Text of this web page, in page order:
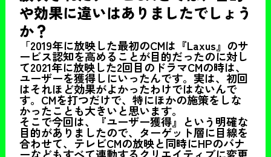
や効果に違いはありましたでしょう
か？
「2019年に放映した最初のCMは『Laxus』のサ
ービス認知を高めることが目的だったのに対し
て2021年に放映した2回目のドラマCMの時は、
ユーザーを獲得しにいったんです。実は、初回
はそれほど効果がよかったわけではないんで
す。CMを打つだけで、特にほかの施策をしな
かったことも大きいと思います。
そこで今回は、『ユーザー獲得』という明確な
目的がありましたので、ターゲット層に目線を
合わせて、テレビCMの放映と同時にHPのバナ